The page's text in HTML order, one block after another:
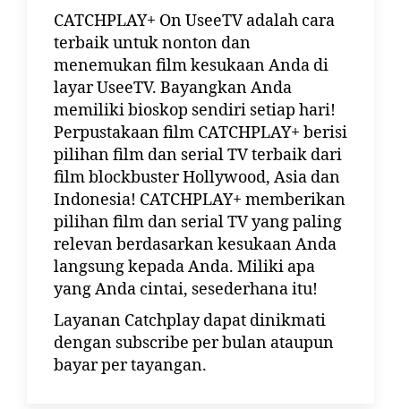
CATCHPLAY+ On UseeTV adalah cara
terbaik untuk nonton dan
menemukan film kesukaan Anda di
layar UseeTV. Bayangkan Anda
memiliki bioskop sendiri setiap hari!
Perpustakaan film CATCHPLAY+ berisi
pilihan film dan serial TV terbaik dari
film blockbuster Hollywood, Asia dan
Indonesia! CATCHPLAY+ memberikan
pilihan film dan serial TV yang paling
relevan berdasarkan kesukaan Anda
langsung kepada Anda. Miliki apa
yang Anda cintai, sesederhana itu!
Layanan Catchplay dapat dinikmati
dengan subscribe per bulan ataupun
bayar per tayangan.